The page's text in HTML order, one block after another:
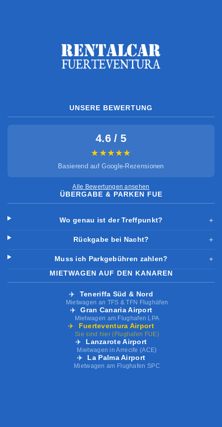
UNSERE BEWERTUNG
4.6 / 5
★★★★★
Basierend auf Google-Rezensionen
Alle Bewertungen ansehen
ÜBERGABE & PARKEN FUE
Wo genau ist der Treffpunkt? ＋
Rückgabe bei Nacht? ＋
Muss ich Parkgebühren zahlen?
＋
MIETWAGEN AUF DEN KANAREN
✈️ Teneriffa Süd & Nord
Mietwagen an TFS & TFN Flughäfen
✈️ Gran Canaria Airport
Mietwagen am Flughafen LPA
✈️ Fuerteventura Airport
Sie sind hier (Flughafen FUE)
✈️ Lanzarote Airport
Mietwagen in Arrecife (ACE)
✈️ La Palma Airport
Mietwagen am Flughafen SPC